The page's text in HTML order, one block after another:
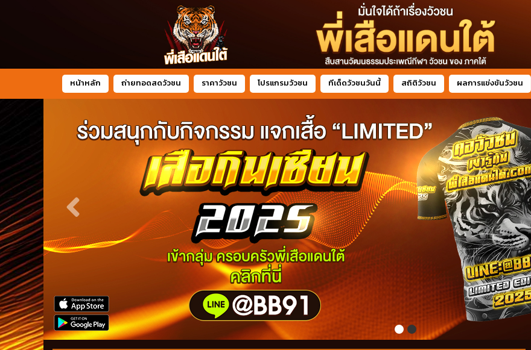
หน้าหลัก ถ่ายทอดสดวัวชน ราคาวัวชน โปรแกรมวัวชน ทีเด็ดวัวชนวันนี้ สถิติวัวชน ผลการแข่งขันวัวชน